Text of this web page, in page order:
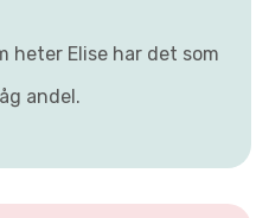
heter Elise har det som
andel.